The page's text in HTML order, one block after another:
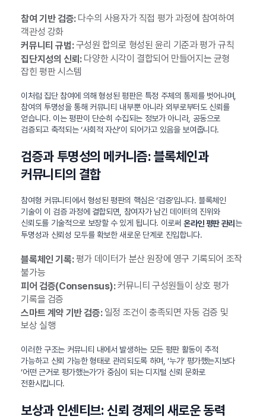
참여 기반 검증:다수의 사용자가 직접 평가 과정에 참여하여
객관성 강화
커뮤니티 규범:구성원 합의로 형성된 윤리 기준과 평가 규칙
집단지성의 신뢰:다양한 시각이 결합되어 만들어지는 균형
잡힌 평판 시스템
이처럼 집단 참여에 의해 형성된 평판은 특정 주체의 통제를 벗어나며,
참여의 투명성을 통해 커뮤니티 내부뿐 아니라 외부로부터도 신뢰를
얻습니다. 이는 평판이 단순히 수집되는 정보가 아니라, 공동으로
검증되고 축적되는 ‘사회적 자산’이 되어가고 있음을 보여줍니다.
검증과 투명성의 메커니즘: 블록체인과
커뮤니티의 결합
참여형 커뮤니티에서 형성된 평판의 핵심은 ‘검증’입니다. 블록체인
기술이 이 검증 과정에 결합되면, 참여자가 남긴 데이터의 진위와
신뢰도를 기술적으로 보장할 수 있게 됩니다. 이로써온라인 평판 관리 는
투명성과 신뢰성 모두를 확보한 새로운 단계로 진입합니다.
블록체인 기록:평가 데이터가 분산 원장에 영구 기록되어 조작
불가능
피어 검증(Consensus):커뮤니티 구성원들이 상호 평가
기록을 검증
스마트 계약 기반 검증:일정 조건이 충족되면 자동 검증 및
보상 실행
이러한 구조는 커뮤니티 내에서 발생하는 모든 평판 활동이 추적
가능하고 신뢰 가능한 형태로 관리되도록 하며, ‘누가’ 평가했는지보다
‘어떤 근거로 평가했는가’가 중심이 되는 디지털 신뢰 문화로
전환시킵니다.
보상과 인센티브: 신뢰 경제의 새로운 동력